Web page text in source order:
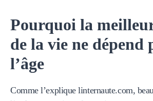
Pourquoi la
de la vie ne dépend
l’âge
Comme l’explique linternaute.com,